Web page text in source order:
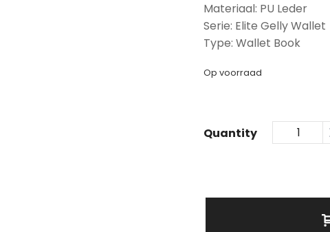
Materiaal: PU Leder
Serie: Elite Gelly Wallet
Type: Wallet Book
Op voorraad
Quantity